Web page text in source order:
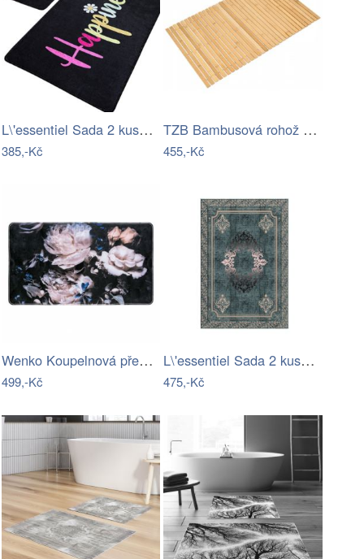
L\'essentiel Sada 2 kusů koupelnových…
385,-Kč
TZB Bambusová rohož SILVA 40x60 cm hnědá
455,-Kč
Wenko Koupelnová předložka PEONY s…
499,-Kč
L\'essentiel Sada 2 kusů koupelnových…
475,-Kč